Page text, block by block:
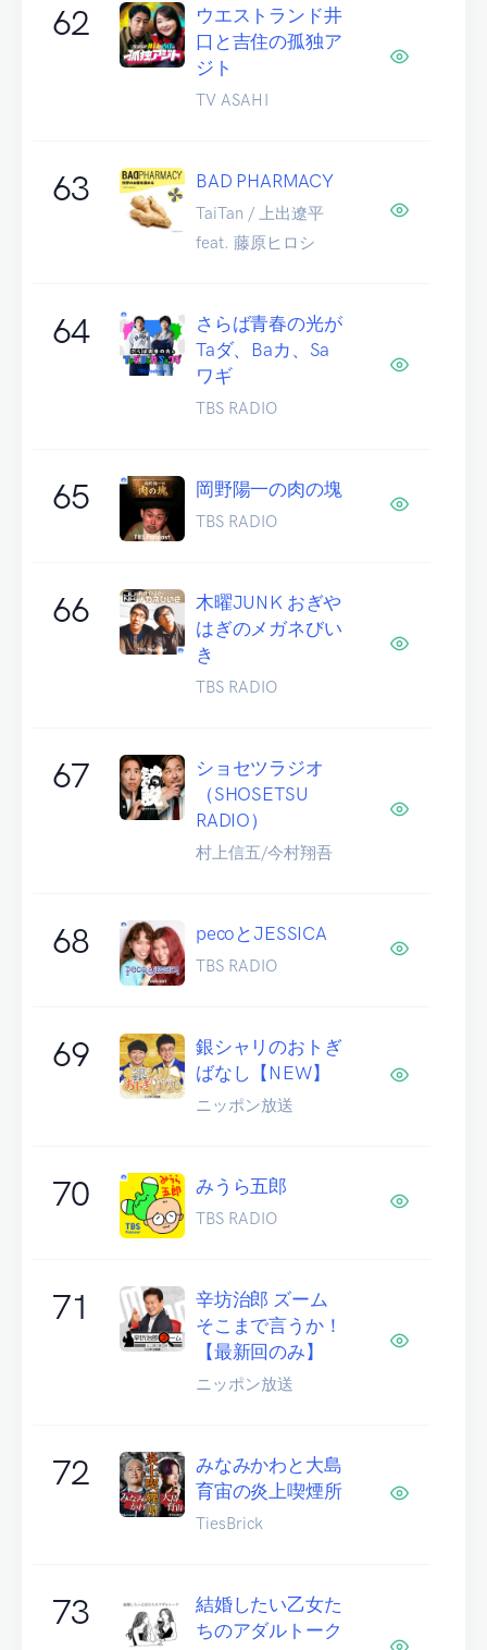
62
ウエストランド井
口と吉住の孤独ア
ジト
TV ASAHI
63 BAD PHARMACY
TaiTan / 上出遼平
feat. 藤原ヒロシ
64
さらば青春の光が
Taダ、Baカ、Sa
ワギ
TBS RADIO
65 岡野陽一の肉の塊
TBS RADIO
66
木曜JUNK おぎや
はぎのメガネびい
き
TBS RADIO
67
ショセツラジオ
（SHOSETSU
RADIO）
村上信五/今村翔吾
68 pecoとJESSICA
TBS RADIO
69
銀シャリのおトぎ
ばなし【NEW】
ニッポン放送
70 みうら五郎
TBS RADIO
71
辛坊治郎 ズーム
そこまで言うか！
【最新回のみ】
ニッポン放送
72
みなみかわと大島
育宙の炎上喫煙所
TiesBrick
73
結婚したい乙女た
ちのアダルトーク